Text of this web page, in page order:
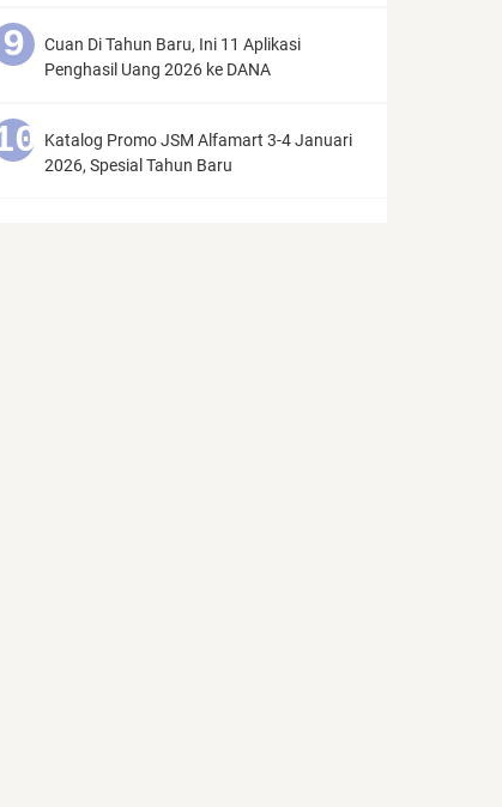
Cuan Di Tahun Baru, Ini 11 Aplikasi
Penghasil Uang 2026 ke DANA
Katalog Promo JSM Alfamart 3-4 Januari
2026, Spesial Tahun Baru